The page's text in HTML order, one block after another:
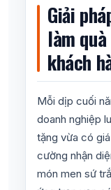
Giải
làm
khách
Mỗi dịp cuối
doanh nghiệp
tặng vừa có
cường nhận
món men sứ